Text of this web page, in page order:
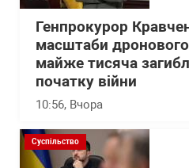
Генпрокурор
масштаби
майже тисяча
початку війни
10:56, Вчора
Суспільство